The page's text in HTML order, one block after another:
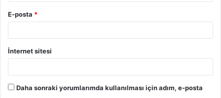
E-posta *
İnternet sitesi
Daha sonraki yorumlarımda kullanılması için adım, e-posta